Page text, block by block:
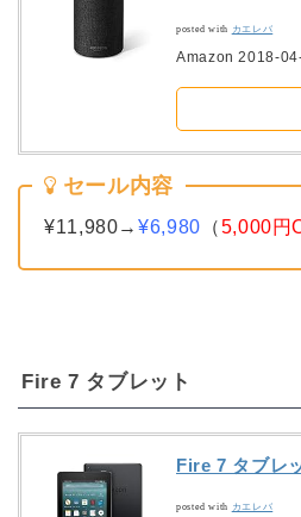
posted with カエレバ
Amazon 2018-
セール内容
¥11,980→¥6,980 （5,000円
Fire 7 タブレット
Fire 7 タブレ
posted with カエレバ